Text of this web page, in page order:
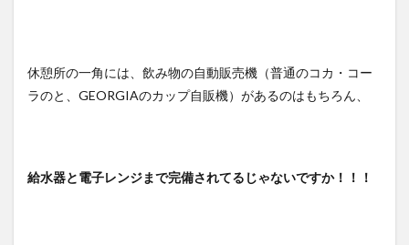
休憩所の一角には、飲み物の自動販売機（普通のコカ・コー
ラのと、GEORGIAのカップ自販機）があるのはもちろん、
給水器と電子レンジまで完備されてるじゃないですか！！！